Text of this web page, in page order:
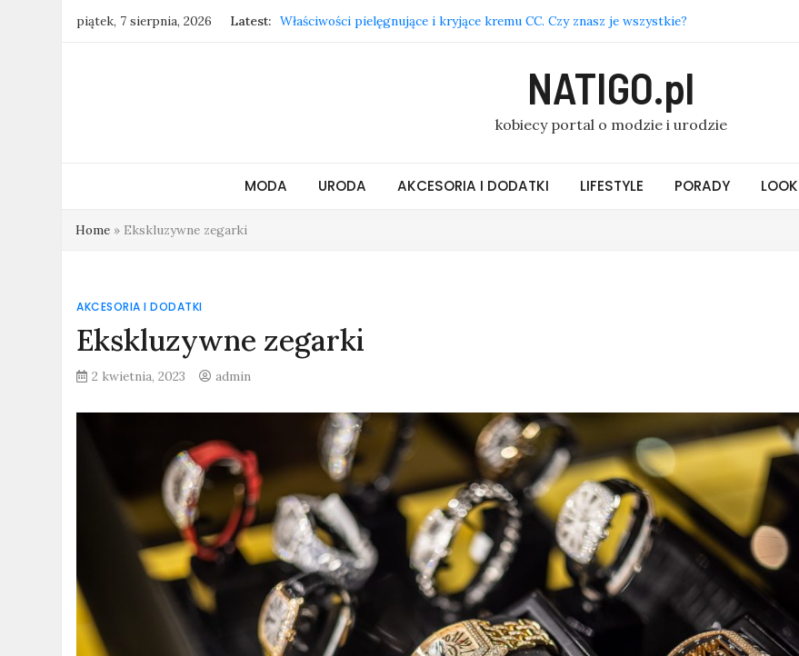
piątek, 7 sierpnia, 2026 Latest: Właściwości pielęgnujące i kryjące kremu CC. Czy znasz je wszystkie?
Trendy 2025: kolory, fasony i materiały, które królują w modzie damskiej online
Shilla.pl inspiruje, by zaczynać dzień od miłych słów na dzień dobry
Zatrudnienie w Szwecji – praca w branży HoReCa: dlaczego warto rozważyć ten
NATIGO.pl
kobiecy portal o modzie i urodzie
MODA URODA AKCESORIA I DODATKI LIFESTYLE PORADY
Home » Ekskluzywne zegarki
AKCESORIA I DODATKI
Ekskluzywne zegarki
2 kwietnia, 2023 admin